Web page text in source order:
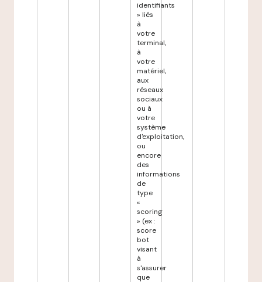
identifiants
» liés
à
votre
terminal,
à
votre
matériel,
aux
réseaux
sociaux
ou à
votre
système
d'exploitation,
ou
encore
des
informations
de
type
«
scoring
» (ex :
score
bot
visant
à
s'assurer
que